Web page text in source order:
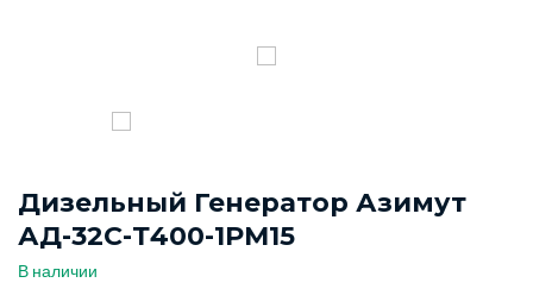
Дизельный Генератор Азимут
АД-32С-Т400-1РМ15
В наличии